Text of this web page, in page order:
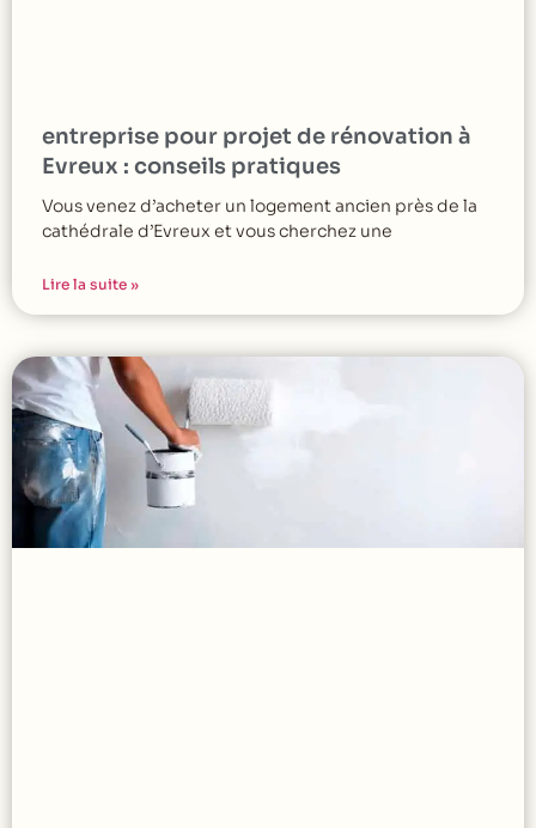
entreprise pour projet de rénovation à
Evreux : conseils pratiques
Vous venez d’acheter un logement ancien près de la
cathédrale d’Evreux et vous cherchez une
Lire la suite »